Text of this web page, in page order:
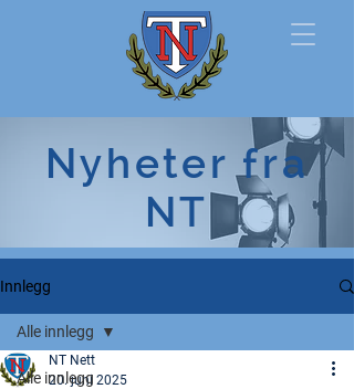
Tollerforbund
Nyheter fra
NT
Innlegg
Alle innlegg
Alle innlegg
NT Nett
20. juni 2025